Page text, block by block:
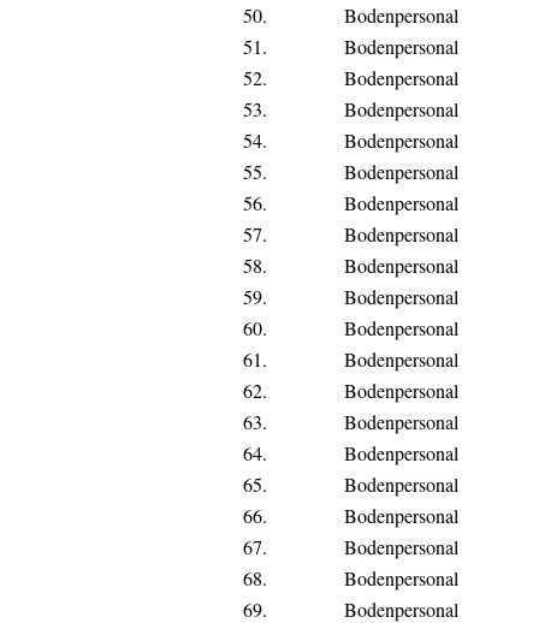
50.
Bodenpersonal
51.
Bodenpersonal
52.
Bodenpersonal
53.
Bodenpersonal
54.
Bodenpersonal
55.
Bodenpersonal
56.
Bodenpersonal
57.
Bodenpersonal
58.
Bodenpersonal
59.
Bodenpersonal
60.
Bodenpersonal
61.
Bodenpersonal
62.
Bodenpersonal
63.
Bodenpersonal
64.
Bodenpersonal
65.
Bodenpersonal
66.
Bodenpersonal
67.
Bodenpersonal
68.
Bodenpersonal
69.
Bodenpersonal